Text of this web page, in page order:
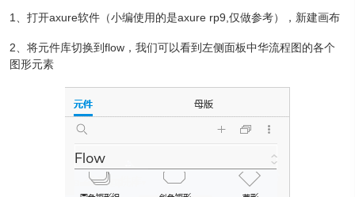
1、打开axure软件（小编使用的是axure rp9,仅做参考），新建画布
2、将元件库切换到flow，我们可以看到左侧面板中华流程图的各个
图形元素